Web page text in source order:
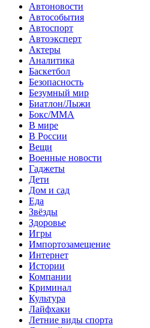
Автоновости
Автособытия
Автоспорт
Автоэксперт
Актеры
Аналитика
Баскетбол
Безопасность
Безумный мир
Биатлон/Лыжи
Бокс/MMA
В мире
В России
Вещи
Военные новости
Гаджеты
Дети
Дом и сад
Еда
Звёзды
Здоровье
Игры
Импортозамещение
Интернет
Истории
Компании
Криминал
Культура
Лайфхаки
Летние виды спорта